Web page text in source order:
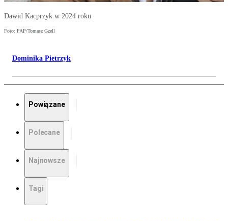
Dawid Kacprzyk w 2024 roku
Foto: PAP/Tomasz Gzell
Dominika Pietrzyk
Powiązane
Polecane
Najnowsze
Tagi